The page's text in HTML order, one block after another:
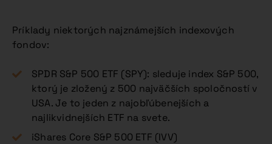
Príklady niektorých najznámejších indexových
fondov:
SPDR S&P 500 ETF (SPY): sleduje index S&P 500,
ktorý je zložený z 500 najväčších spoločností v
USA. Je to jeden z najobľúbenejších a
najlikvidnejších ETF na svete.
iShares Core S&P 500 ETF (IVV)